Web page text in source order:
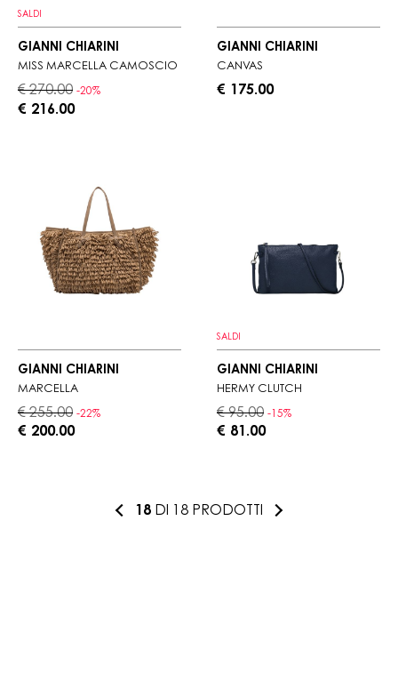
SALDI
GIANNI CHIARINI
MISS MARCELLA CAMOSCIO
€ 270.00 -20%
€ 216.00
GIANNI CHIARINI
CANVAS
€ 175.00
GIANNI CHIARINI
MARCELLA
€ 255.00 -22%
€ 200.00
SALDI
GIANNI CHIARINI
HERMY CLUTCH
€ 95.00 -15%
€ 81.00
18 DI 18 PRODOTTI